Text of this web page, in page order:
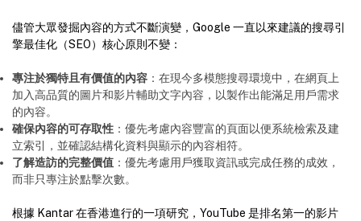
儘管大眾發掘內容的方式不斷演變，Google 一直以來建議的搜尋引
擎最佳化（SEO）核心原則不變：
專注於獨特且有價值的內容 ：在現今多模態搜尋環境中，在網頁上
加入高品質的圖片和影片輔助文字內容，以製作出能滿足用戶需求
的內容。
確保內容的可存取性 ：優先考慮內容豐富的頁面以便系統檢索及建
立索引，並確認結構化資料與顯示的內容相符。
了解造訪的完整價值 ：優先考慮用戶獲取資訊或完成任務的成效，
而非只專注於點擊次數。
根據 Kantar 在香港進行的一項研究，YouTube 是排名第一的影片